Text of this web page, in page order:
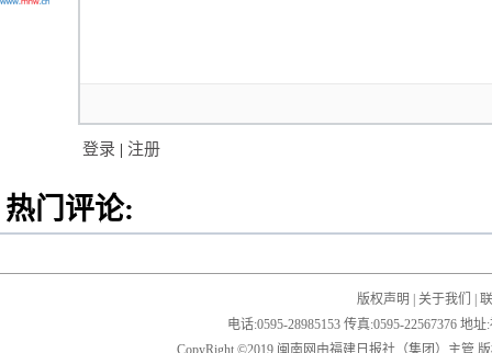
登录 | 注册
热门评论:
版权声明 关于我们
电话:0595-28985153 传真:0595-22567376 地
CopyRight ©2019 闽南网由福建日报社（集团）主管